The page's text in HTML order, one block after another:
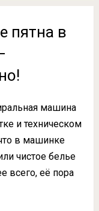
пятна в
машина
и техническом
в машинке
чистое белье
всего, её пора